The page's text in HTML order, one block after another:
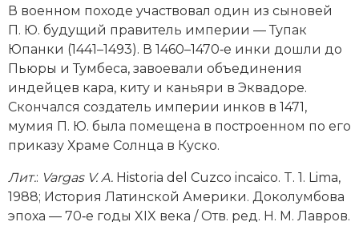
Образование
Общественные объединения и организации
Политическая история
Революции и народные движения
Религия и церковь
Россия
В военном походе участвовал один из сыновей
П. Ю. будущий правитель империи — Тупак
Юпанки (1441–1493). В 1460–1470‑е инки дошли до
Пьюры и Тумбеса, завоевали объединения
индейцев кара, киту и каньяри в Эквадоре.
Скончался создатель империи инков в 1471,
мумия П. Ю. была помещена в построенном по его
приказу Храме Солнца в Куско.
Лит.: Vargas V. A. Historia del Cuzco incaico. T. 1. Lima,
1988; История Латинской Америки. Доколумбова
эпоха — 70‑е годы XIX века / Отв. ред. Н. М. Лавров.